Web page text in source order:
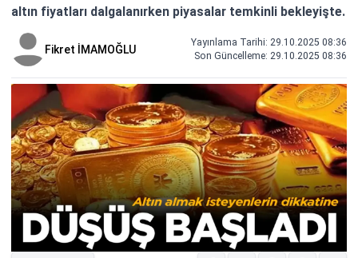
altın fiyatları dalgalanırken piyasalar temkinli bekleyişte.
Fikret İMAMOĞLU
Yayınlama Tarihi: 29.10.2025 08:36
Son Güncelleme: 29.10.2025 08:36